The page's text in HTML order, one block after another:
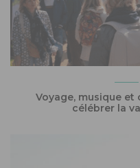
Voyage, musique et
célébrer la